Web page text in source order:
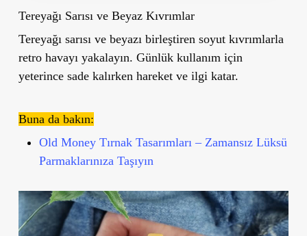
Tereyağı Sarısı ve Beyaz Kıvrımlar
Tereyağı sarısı ve beyazı birleştiren soyut kıvrımlarla
retro havayı yakalayın. Günlük kullanım için
yeterince sade kalırken hareket ve ilgi katar.
Buna da bakın:
Old Money Tırnak Tasarımları – Zamansız Lüksü
Parmaklarınıza Taşıyın